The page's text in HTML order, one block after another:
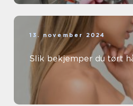
13. november 2024
Slik bekjemper du tørt